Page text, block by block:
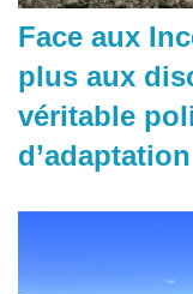
Face aux
plus aux
véritable
d’adaptation